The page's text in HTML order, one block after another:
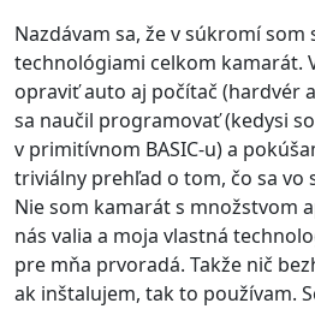
Nazdávam sa, že v súkromí som
technológiami celkom kamarát.
opraviť auto aj počítač (hardvér
sa naučil programovať (kedysi
v primitívnom BASIC-u) a
triviálny prehľad o tom, čo sa vo
Nie som kamarát s množstvom
nás valia a moja vlastná
pre mňa prvoradá. Takže nič
ak inštalujem, tak to používam.